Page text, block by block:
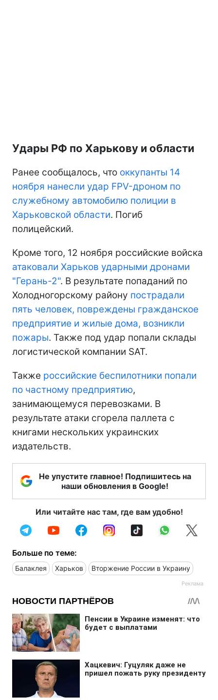
Удары РФ по Харькову и области
Ранее сообщалось, что оккупанты 14
ноября нанесли удар FPV-дроном по
служебному автомобилю полиции в
Харьковской области. Погиб
полицейский.
Кроме того, 12 ноября российские войска
атаковали Харьков ударными дронами
"Герань-2". В результате попаданий по
Холодногорскому району пострадали
пять человек, повреждены гражданское
предприятие и жилые дома, возникли
пожары. Также под удар попали склады
логистической компании SAT.
Также российские беспилотники попали
по частному предприятию,
занимающемуся перевозками. В
результате атаки сгорела паллета с
книгами нескольких украинских
издательств.
Не упустите главное! Подпишитесь на
наши обновления в Google!
Или читайте нас там, где вам удобно!
Больше по теме:
Балаклея Харьков Вторжение России в Украину